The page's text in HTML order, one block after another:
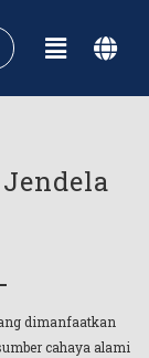
dimanfaatkan
cahaya alami